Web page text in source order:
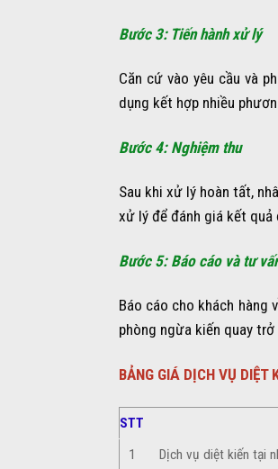
Bước 3: Tiến hành xử lý
Căn cứ vào yêu cầu và
dụng kết hợp nhiều
Bước 4: Nghiệm thu
Sau khi xử lý hoàn tất,
xử lý để đánh giá kết
Bước 5: Báo cáo và tư
Báo cáo cho khách hàng
phòng ngừa kiến quay trở
BẢNG GIÁ DỊCH VỤ DIỆT
STT
1
Dịch vụ diệt kiến tại